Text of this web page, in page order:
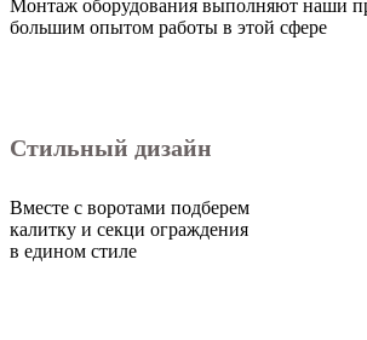
Монтаж оборудования выполняют наши
большим опытом работы в этой сфере
Стильный дизайн
Вместе с воротами подберем
калитку и секци ограждения
в едином стиле